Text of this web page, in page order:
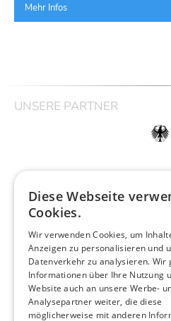
Mehr Infos
UNSERE PARTNER
Diese Webseite
Cookies.
Wir verwenden Cookies, um
Anzeigen zu personalisieren und
Datenverkehr zu analysieren. Wir
Informationen über Ihre Nutzung
Website auch an unsere Werbe-
Analysepartner weiter, die diese
möglicherweise mit anderen